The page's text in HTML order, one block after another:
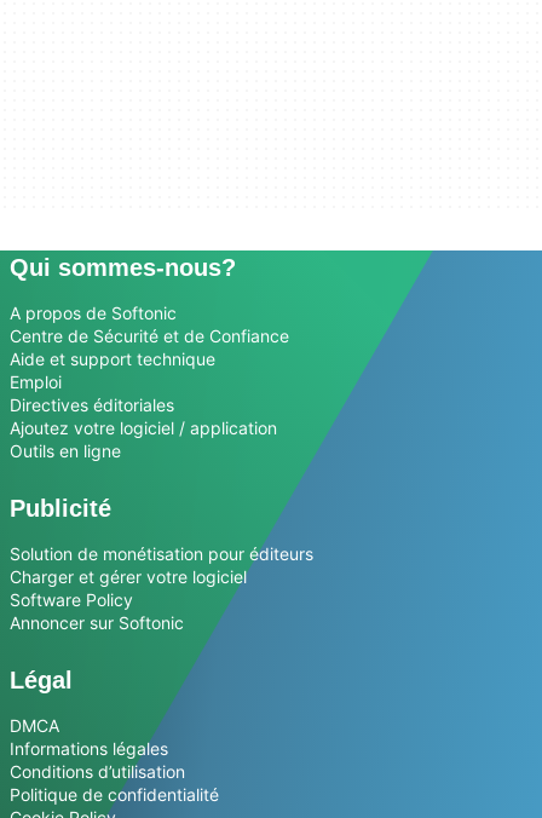
Qui sommes-nous?
A propos de Softonic
Centre de Sécurité et de Confiance
Aide et support technique
Emploi
Directives éditoriales
Ajoutez votre logiciel / application
Outils en ligne
Publicité
Solution de monétisation pour éditeurs
Charger et gérer votre logiciel
Software Policy
Annoncer sur Softonic
Légal
DMCA
Informations légales
Conditions d’utilisation
Politique de confidentialité